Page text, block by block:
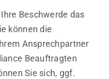
Beschwerde das
können die
Ansprechpartner
Beauftragten
Sie sich, ggf.